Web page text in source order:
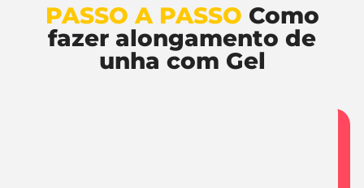
PASSO A PASSO Como
fazer alongamento de
unha com Gel